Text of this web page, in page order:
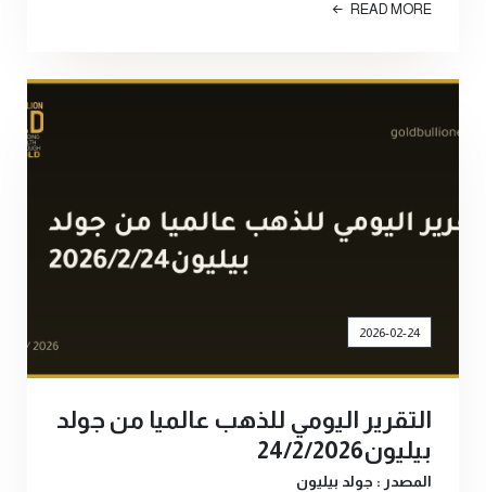
READ MORE
2026-02-24
التقرير اليومي للذهب عالميا من جولد
بيليون24/2/2026
المصدر : جولد بيليون